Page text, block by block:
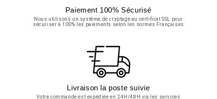
Paiement 100% Sécurisé
Nous utilisons un système de cryptage au certificat SSL pour
sécuriser à 100% les paiements selon les normes Françaises
Livraison la poste suivie
Votre commande est expédiée en 24H/48H via les services